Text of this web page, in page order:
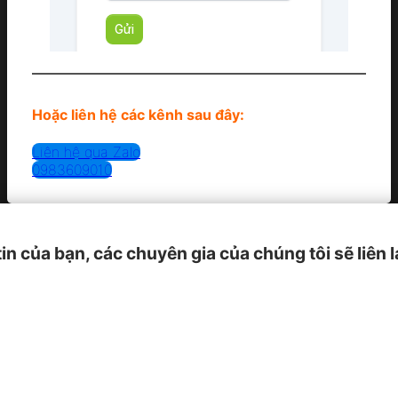
Hoặc liên hệ các kênh sau đây:
Liên hệ qua Zalo
0983609010
của bạn, các chuyên gia của chúng tôi sẽ liên